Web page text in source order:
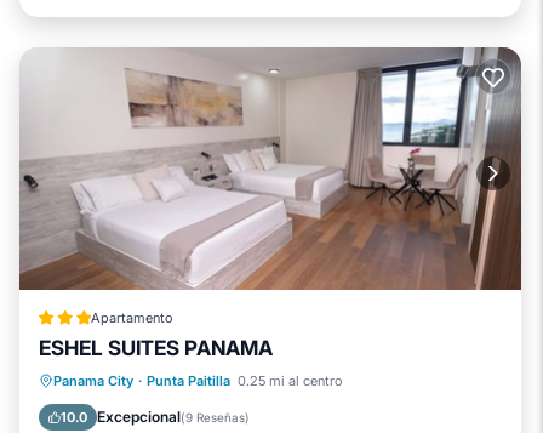
Apartamento
ESHEL SUITES PANAMA
Panama City · Punta Paitilla 0.25 mi al centro
10.0 Excepcional(9 Reseñas)
Aparcamiento
Internet
Apto para niños